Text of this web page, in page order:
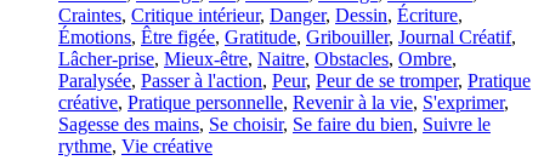
Craintes, Critique intérieur, Danger, Dessin, Écriture,
Émotions, Être figée, Gratitude, Gribouiller, Journal Créatif,
Lâcher-prise, Mieux-être, Naitre, Obstacles, Ombre,
Paralysée, Passer à l'action, Peur, Peur de se tromper, Pratique
créative, Pratique personnelle, Revenir à la vie, S'exprimer,
Sagesse des mains, Se choisir, Se faire du bien, Suivre le
rythme, Vie créative